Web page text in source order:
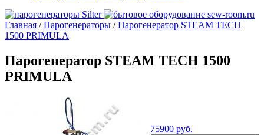
Главная /Парогенераторы /Парогенератор STEAM TECH
1500 PRIMULA
Парогенератор STEAM TECH 1500
PRIMULA
75900 руб.